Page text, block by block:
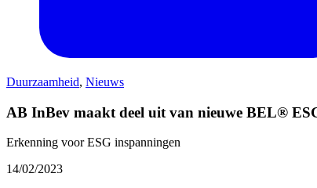
Duurzaamheid, Nieuws
AB InBev maakt deel uit van nieuwe BEL®
Erkenning voor ESG inspanningen
14/02/2023